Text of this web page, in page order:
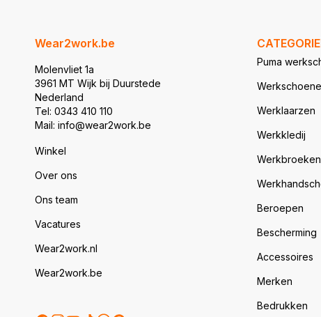
Wear2work.be
Molenvliet 1a
3961 MT Wijk bij Duurstede
Nederland
Tel: 0343 410 110
Mail: info@wear2work.be
Winkel
Over ons
Ons team
Vacatures
Wear2work.nl
Wear2work.be
Puma
Werklaarzen
Werkkledij
Werkbroeken
Beroepen
Bescherming
Accessoires
Merken
Bedrukken